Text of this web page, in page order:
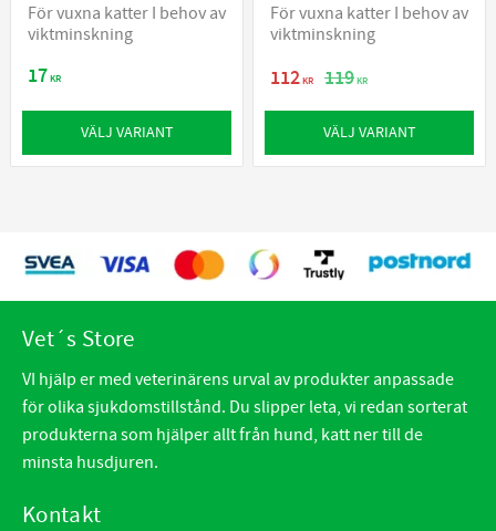
För vuxna katter I behov av
viktminskning
17KR
VÄLJ VARIANT
För vuxna katter I behov av
viktminskning
112KR 119KR
VÄLJ VARIANT
Vet´s Store
VI hjälp er med veterinärens urval av produkter anpassade
för olika sjukdomstillstånd. Du slipper leta, vi redan sorterat
produkterna som hjälper allt från hund, katt ner till de
minsta husdjuren.
Kontakt